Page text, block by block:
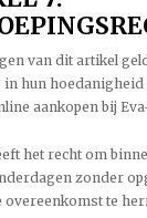
van dit artikel
in hun hoedanigheid
aankopen bij
het recht om
zonder
overeenkomst te